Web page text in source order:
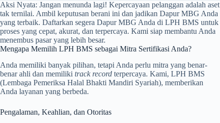
Aksi Nyata: Jangan menunda lagi! Kepercayaan pelanggan adalah aset
tak ternilai. Ambil keputusan berani ini dan jadikan Dapur MBG Anda
yang terbaik. Daftarkan segera Dapur MBG Anda di LPH BMS untuk
proses yang cepat, akurat, dan terpercaya. Kami siap membantu Anda
menembus pasar yang lebih besar.
Mengapa Memilih LPH BMS sebagai Mitra Sertifikasi Anda?
Anda memiliki banyak pilihan, tetapi Anda perlu mitra yang benar-
benar ahli dan memiliki track record terpercaya. Kami, LPH BMS
(Lembaga Pemeriksa Halal Bhakti Mandiri Syariah), memberikan
Anda layanan yang berbeda.
Pengalaman, Keahlian, dan Otoritas